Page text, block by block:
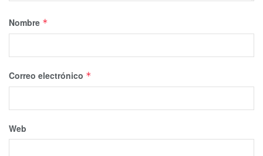
Nombre *
Correo electrónico *
Web